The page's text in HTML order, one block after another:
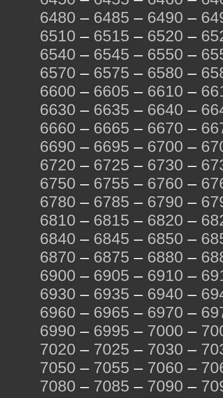
6480 – 6485 – 6490 –
6510 – 6515 – 6520 –
6540 – 6545 – 6550 –
6570 – 6575 – 6580 –
6600 – 6605 – 6610 –
6630 – 6635 – 6640 –
6660 – 6665 – 6670 –
6690 – 6695 – 6700 –
6720 – 6725 – 6730 –
6750 – 6755 – 6760 –
6780 – 6785 – 6790 –
6810 – 6815 – 6820 –
6840 – 6845 – 6850 –
6870 – 6875 – 6880 –
6900 – 6905 – 6910 –
6930 – 6935 – 6940 –
6960 – 6965 – 6970 –
6990 – 6995 – 7000 –
7020 – 7025 – 7030 –
7050 – 7055 – 7060 –
7080 – 7085 – 7090 –